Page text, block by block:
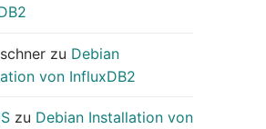
zu Debian
von InfluxDB2
zu Debian Installation von